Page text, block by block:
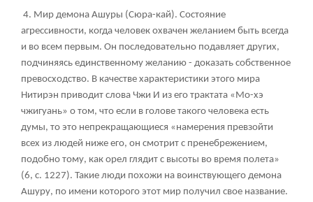
4. Мир демона Ашуры (Сюра-кай). Состояние
агрессивности, когда человек охвачен желанием быть всегда
и во всем первым. Он последовательно подавляет других,
подчиняясь единственному желанию - доказать собственное
превосходство. В качестве характеристики этого мира
Нитирэн приводит слова Чжи И из его трактата «Мо-хэ
чжигуань» о том, что если в голове такого человека есть
думы, то это непрекращающиеся «намерения превзойти
всех из людей ниже его, он смотрит с пренебрежением,
подобно тому, как орел глядит с высоты во время полета»
(6, с. 1227). Такие люди похожи на воинствующего демона
Ашуру, по имени которого этот мир получил свое название.